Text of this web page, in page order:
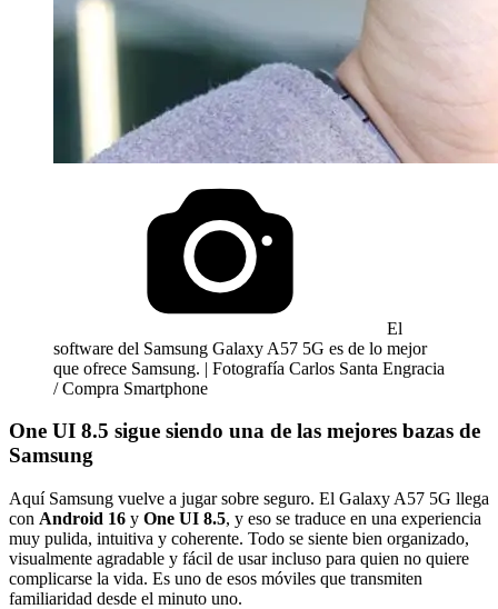
El
software del Samsung Galaxy A57 5G es de lo mejor
que ofrece Samsung. | Fotografía Carlos Santa Engracia
/ Compra Smartphone
One UI 8.5 sigue siendo una de las mejores bazas de
Samsung
Aquí Samsung vuelve a jugar sobre seguro. El Galaxy A57 5G llega
con Android 16 y One UI 8.5, y eso se traduce en una experiencia
muy pulida, intuitiva y coherente. Todo se siente bien organizado,
visualmente agradable y fácil de usar incluso para quien no quiere
complicarse la vida. Es uno de esos móviles que transmiten
familiaridad desde el minuto uno.